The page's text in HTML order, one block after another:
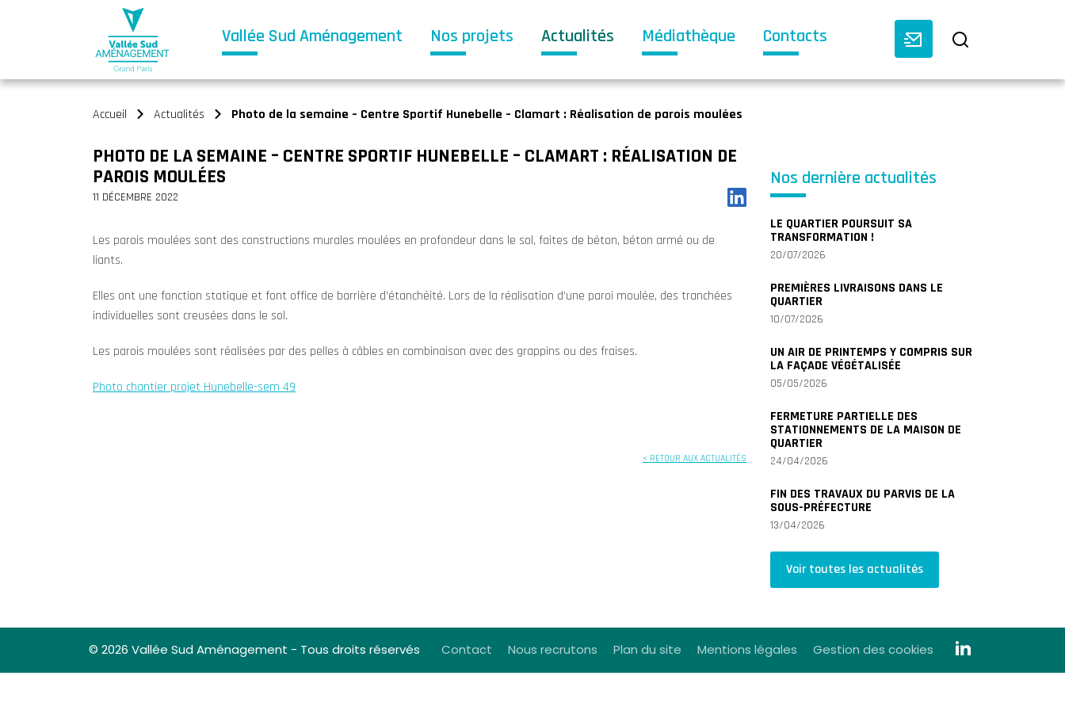
Vallée Sud Aménagement Nos projets Actualités Médiathèque Contacts
Accueil Actualités Photo de la semaine – Centre Sportif Hunebelle – Clamart : Réalisation de parois moulées
PHOTO DE LA SEMAINE – CENTRE SPORTIF HUNEBELLE – CLAMART : RÉALISATION DE
PAROIS MOULÉES
11 DÉCEMBRE 2022
Les parois moulées sont des constructions murales moulées en profondeur dans le sol, faites de béton, béton armé ou de
liants.
Elles ont une fonction statique et font office de barrière d’étanchéité. Lors de la réalisation d’une paroi moulée, des tranchées
individuelles sont creusées dans le sol.
Les parois moulées sont réalisées par des pelles à câbles en combinaison avec des grappins ou des fraises.
Photo chantier projet Hunebelle-sem 49
< RETOUR AUX ACTUALITÉS
Nos dernière actualités
LE QUARTIER POURSUIT SA
TRANSFORMATION !
20/07/2026
PREMIÈRES LIVRAISONS DANS LE
QUARTIER
10/07/2026
UN AIR DE PRINTEMPS Y COMPRIS SUR
LA FAÇADE VÉGÉTALISÉE
05/05/2026
FERMETURE PARTIELLE DES
STATIONNEMENTS DE LA MAISON DE
QUARTIER
24/04/2026
FIN DES TRAVAUX DU PARVIS DE LA
SOUS-PRÉFECTURE
13/04/2026
Voir toutes les actualités
© 2026 Vallée Sud Aménagement - Tous droits réservés Contact Nous recrutons Plan du site Mentions légales Gestion des cookies